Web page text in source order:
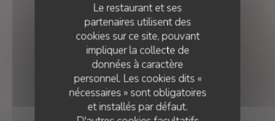
Le restaurant et ses
partenaires utilisent des
cookies sur ce site, pouvant
impliquer la collecte de
données à caractère
personnel. Les cookies dits «
nécessaires » sont obligatoires
et installés par défaut.